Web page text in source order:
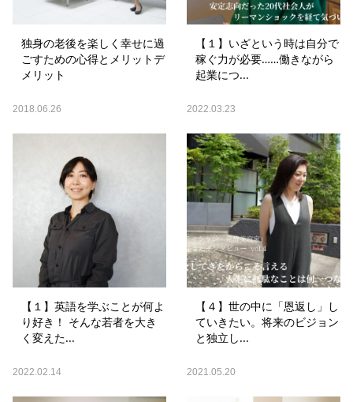
独身の老後を楽しく幸せに過
ごすための心得とメリットデ
メリット
2018.06.26
【１】いざという時は自分で
稼ぐ力が必要……働きながら
起業につ...
2022.03.23
【１】英語を学ぶことが何よ
り好き！ そんな若者を大き
く変えた...
2022.02.14
【４】世の中に「恩返し」し
ていきたい。将来のビジョン
と独立し...
2021.05.20